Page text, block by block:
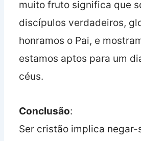
muito fruto significa que
discípulos verdadeiros,
honramos o Pai, e
estamos aptos para um
céus.
Conclusão:
Ser cristão implica negar-